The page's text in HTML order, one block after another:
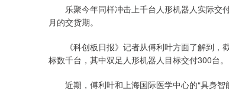
乐聚今年同样冲击上千台人形机器人实际交
月的交货期。
《科创板日报》记者从傅利叶方面了解到，
标数千台，其中双足人形机器人目标交付300台。
近期，傅利叶和上海国际医学中心的“具身智